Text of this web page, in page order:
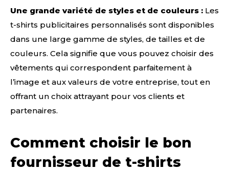
Une grande variété de styles et de couleurs : Les
t-shirts publicitaires personnalisés sont disponibles
dans une large gamme de styles, de tailles et de
couleurs. Cela signifie que vous pouvez choisir des
vêtements qui correspondent parfaitement à
l’image et aux valeurs de votre entreprise, tout en
offrant un choix attrayant pour vos clients et
partenaires.
Comment choisir le bon
fournisseur de t-shirts